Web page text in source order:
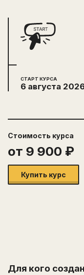
СТАРТ КУРСА
6 августа
Стоимость курса
от 9 900 ₽
Купить курс
Для кого